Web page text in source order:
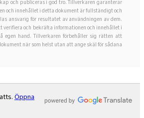
och publiceras i god tro. Tillverkaren garanterar
och innehållet i detta dokument är fullständigt och
ansvarig för resultatet av användningen av dem.
verifiera och bekräfta informationen och innehållet i
egen hand. Tillverkaren förbehåller sig rätten att
när som helst utan att ange skäl för sådana
Öppna